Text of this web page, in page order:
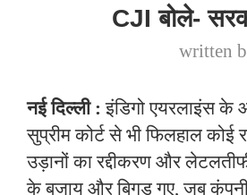
CJI बोले-
written
नई दिल्ली :इंडिगो एयरलाइंस
सुप्रीम कोर्ट से भी फिलहाल कोई
उड़ानों का रद्दीकरण और
के बजाय और बिगड़ गए, जब